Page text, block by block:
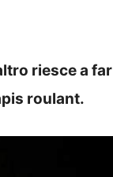
riesce a far
roulant.